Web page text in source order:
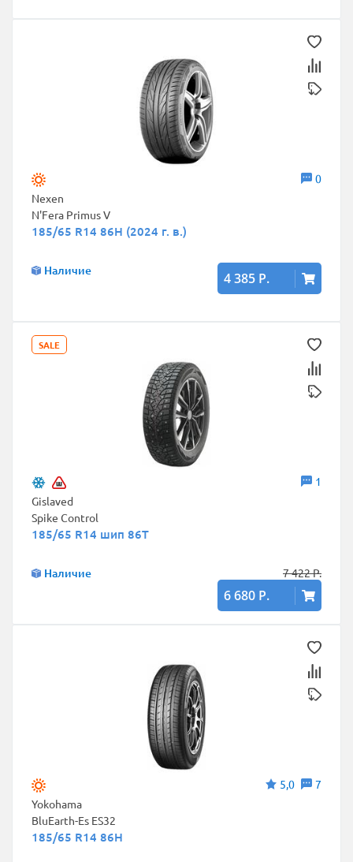
0
Nexen
N'Fera Primus V
185/65 R14 86H (2024 г. в.)
Наличие 4 385 Р.
SALE
1
Gislaved
Spike Control
185/65 R14 шип 86T
Наличие 7 422 Р.
6 680 Р.
5,0
7
Yokohama
BluEarth-Es ES32
185/65 R14 86H